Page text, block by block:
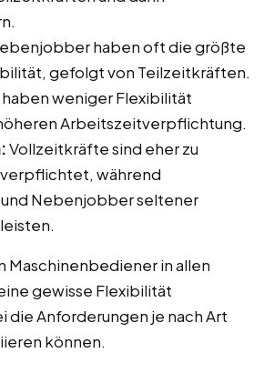
haben oft die größte
gefolgt von Teilzeitkräften.
weniger Flexibilität
Arbeitszeitverpflichtung.
Vollzeitkräfte sind eher zu
während
Nebenjobber seltener
Maschinenbediener in allen
gewisse Flexibilität
Anforderungen je nach Art
können.